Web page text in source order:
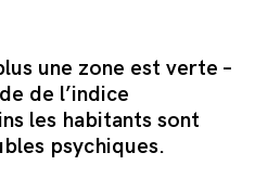
une zone est verte –
de l’indice
les habitants sont
psychiques.